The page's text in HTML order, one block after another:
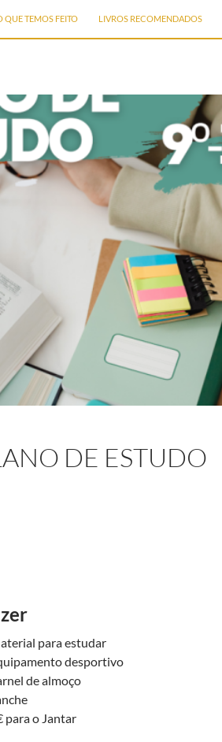
QUE TEMOS FEITO LIVROS RECOMENDADOS
DE ESTUDO
para estudar
desportivo
de almoço
para o Jantar